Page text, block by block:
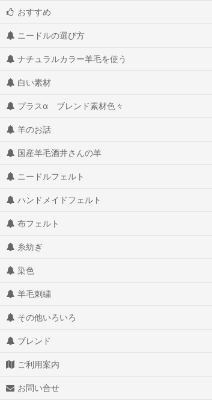
フェルトのちいさな動物モチーフ雑貨 山崎左織
羊毛フェルトのちいさくてかわいい動物たち poppet
ハッピードッググッズ 犬のためのあったかフェルト
いろいろな書籍など
おすすめ
ニードルの選び方
ナチュラルカラー羊毛を使う
白い素材
プラスα ブレンド素材色々
羊のお話
国産羊毛酒井さんの羊
ニードルフェルト
ハンドメイドフェルト
布フェルト
糸紡ぎ
染色
羊毛刺繍
その他いろいろ
ブレンド
ご利用案内
お問い合せ